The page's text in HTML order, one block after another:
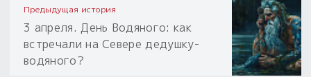
Предыдущая история
3 апреля. День Водяного: как
встречали на Севере дедушку-
водяного?